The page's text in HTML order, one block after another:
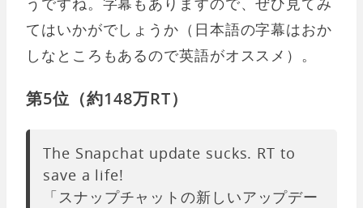
てはいかがでしょうか（日本語の字幕はおか
しなところもあるので英語がオススメ）。
第5位（約148万RT）
The Snapchat update sucks. RT to
save a life!
「スナップチャットの新しいアップデー